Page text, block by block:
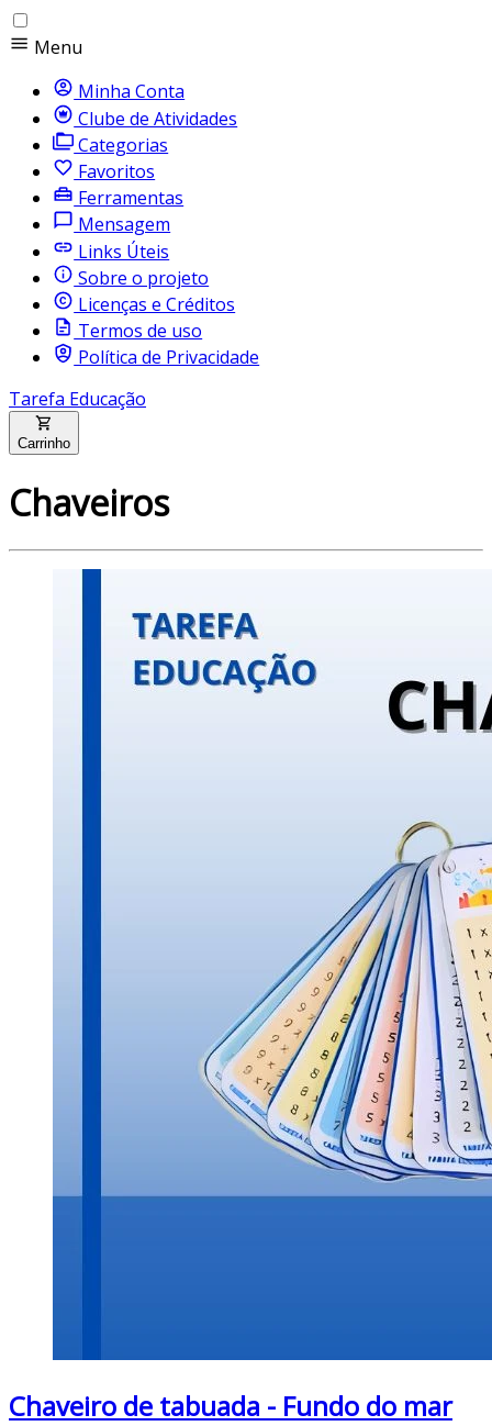
Menu
Minha Conta
Clube de Atividades
Categorias
Favoritos
Ferramentas
Mensagem
Links Úteis
Sobre o projeto
Licenças e Créditos
Termos de uso
Política de Privacidade
Tarefa Educação
Carrinho
Chaveiros
Chaveiro de tabuada - Fundo do mar